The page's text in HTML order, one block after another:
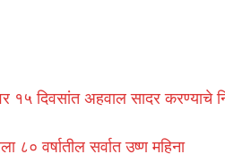
१५ दिवसांत अहवाल सादर करण्याचे
८० वर्षातील सर्वात उष्ण महिना